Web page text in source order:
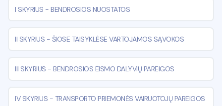
I SKYRIUS - BENDROSIOS NUOSTATOS
II SKYRIUS - ŠIOSE TAISYKLĖSE VARTOJAMOS SĄVOKOS
III SKYRIUS - BENDROSIOS EISMO DALYVIŲ PAREIGOS
IV SKYRIUS - TRANSPORTO PRIEMONĖS VAIRUOTOJŲ PAREIGOS